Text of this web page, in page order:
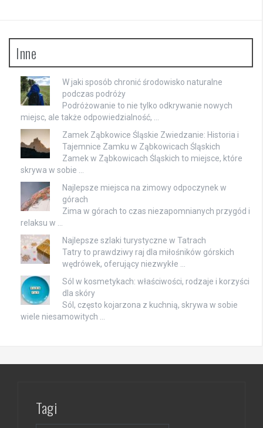
Inne
W jaki sposób chronić środowisko naturalne
podczas podróży
Podróżowanie to nie tylko odkrywanie nowych
miejsc, ale także odpowiedzialność, …
Zamek Ząbkowice Śląskie Zwiedzanie: Historia i
Tajemnice Zamku w Ząbkowicach Śląskich
Zamek w Ząbkowicach Śląskich to miejsce, które
skrywa w sobie …
Najlepsze miejsca na zimowy odpoczynek w
górach
Zima w górach to czas niezapomnianych przygód i
relaksu w …
Najlepsze szlaki turystyczne w Tatrach
Tatry to prawdziwy raj dla miłośników górskich
wędrówek, oferujący niezwykłe …
Sól w kosmetykach: właściwości, rodzaje i korzyści
dla skóry
Sól, często kojarzona z kuchnią, skrywa w sobie
wiele niesamowitych …
Tagi